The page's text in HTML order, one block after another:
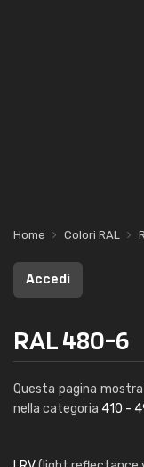
Home Colori RAL
Accedi
RAL 480-6
Questa pagina mostra
nella categoria 410 -